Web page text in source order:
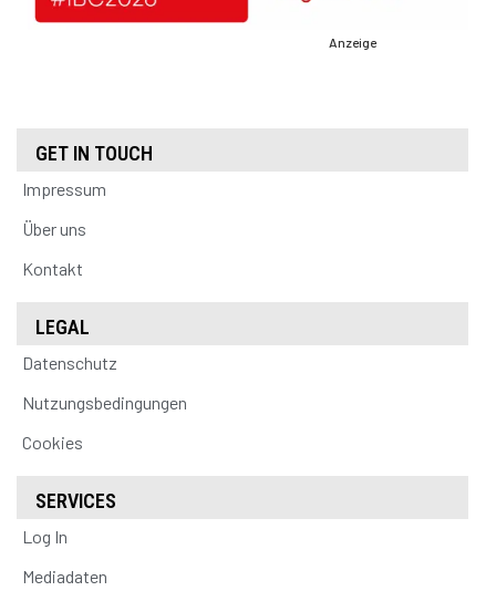
Anzeige
GET IN TOUCH
Impressum
Über uns
Kontakt
LEGAL
Datenschutz
Nutzungsbedingungen
Cookies
SERVICES
Log In
Mediadaten